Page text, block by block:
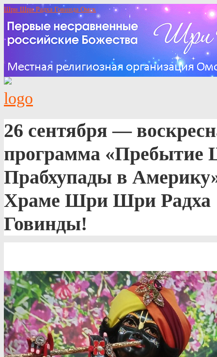
Шри Шри Радха Говинда Омск
26 сентября —
программа
Прабхупады в
Храме Шри Шри Радха
Говинды!